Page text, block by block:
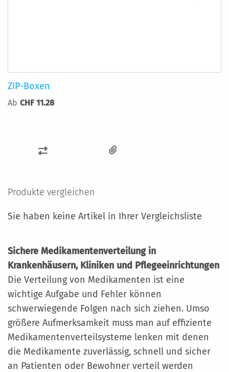
ZIP-Boxen
Ab CHF 11.28
ZUR
HINZUFÜGEN
Produkte vergleichen
Sie haben keine Artikel in Ihrer Vergleichsliste
Sichere Medikamentenverteilung in
Krankenhäusern, Kliniken und Pflegeeinrichtungen
Die Verteilung von Medikamenten ist eine
wichtige Aufgabe und Fehler können
schwerwiegende Folgen nach sich ziehen. Umso
größere Aufmerksamkeit muss man auf effiziente
Medikamentenverteilsysteme lenken mit denen
die Medikamente zuverlässig, schnell und sicher
an Patienten oder Bewohner verteil werden